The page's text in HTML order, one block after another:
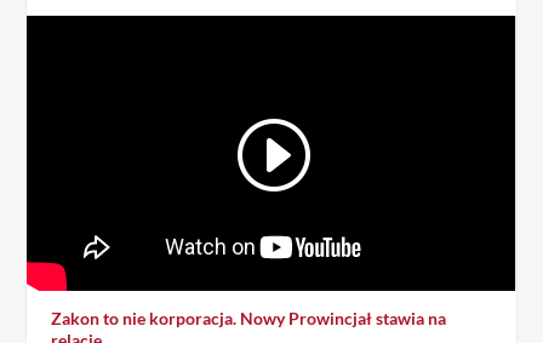
Zakon to nie korporacja. Nowy Prowincjał stawia na